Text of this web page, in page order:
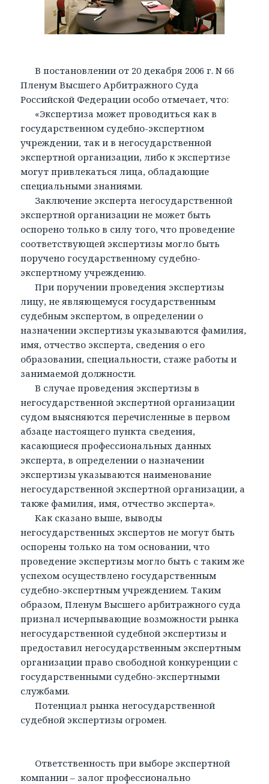
В постановлении от 20 декабря 2006 г. N 66
Пленум Высшего Арбитражного Суда
Российской Федерации особо отмечает, что:
«Экспертиза может проводиться как в
государственном судебно-экспертном
учреждении, так и в негосударственной
экспертной организации, либо к экспертизе
могут привлекаться лица, обладающие
специальными знаниями.
Заключение эксперта негосударственной
экспертной организации не может быть
оспорено только в силу того, что проведение
соответствующей экспертизы могло быть
поручено государственному судебно-
экспертному учреждению.
При поручении проведения экспертизы
лицу, не являющемуся государственным
судебным экспертом, в определении о
назначении экспертизы указываются фамилия,
имя, отчество эксперта, сведения о его
образовании, специальности, стаже работы и
занимаемой должности.
В случае проведения экспертизы в
негосударственной экспертной организации
судом выясняются перечисленные в первом
абзаце настоящего пункта сведения,
касающиеся профессиональных данных
эксперта, в определении о назначении
экспертизы указываются наименование
негосударственной экспертной организации, а
также фамилия, имя, отчество эксперта».
Как сказано выше, выводы
негосударственных экспертов не могут быть
оспорены только на том основании, что
проведение экспертизы могло быть с таким же
успехом осуществлено государственным
судебно-экспертным учреждением. Таким
образом, Пленум Высшего арбитражного суда
признал исчерпывающие возможности рынка
негосударственной судебной экспертизы и
предоставил негосударственным экспертным
организации право свободной конкуренции с
государственными судебно-экспертными
службами.
Потенциал рынка негосударственной
судебной экспертизы огромен.
Ответственность при выборе экспертной
компании – залог профессионально